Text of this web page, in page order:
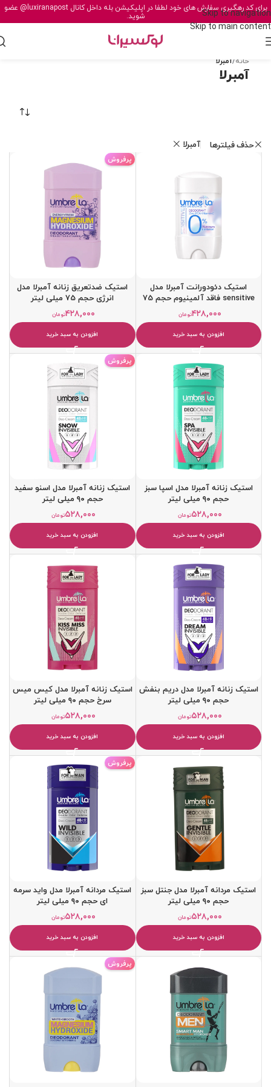
Skip to navigation
Skip to main content
برای کد رهگیری سفارش های خود لطفا در اپلیکیشن بله داخل کانال@luxiranapost عضو
شوید.
خانه/آمبرلا
آمبرلا
حذف فیلترها آمبرلا
استیک دئودورانت آمبرلا مدل
sensitive فاقد آلمینیوم حجم 75
میلی لیترتومان۴۲۸,۰۰۰
افزودن به سبد خرید
پرفروش
استیک ضدتعریق زنانه آمبرلا مدل
انرژی حجم 75 میلی لیتر
تومان۴۲۸,۰۰۰
افزودن به سبد خرید
استیک زنانه آمبرلا مدل اسپا سبز
حجم ۹۰ میلی لیتر
تومان۵۲۸,۰۰۰
افزودن به سبد خرید
پرفروش
استیک زنانه آمبرلا مدل اسنو سفید
حجم ۹۰ میلی لیتر
تومان۵۲۸,۰۰۰
افزودن به سبد خرید
استیک زنانه آمبرلا مدل دریم بنفش
حجم ۹۰ میلی لیتر
تومان۵۲۸,۰۰۰
افزودن به سبد خرید
استیک زنانه آمبرلا مدل کیس میس
سرخ حجم ۹۰ میلی لیتر
تومان۵۲۸,۰۰۰
افزودن به سبد خرید
استیک مردانه آمبرلا مدل جنتل سبز
حجم ۹۰ میلی لیتر
تومان۵۲۸,۰۰۰
افزودن به سبد خرید
پرفروش
استیک مردانه آمبرلا مدل واید سرمه
ای حجم ۹۰ میلی لیتر
تومان۵۲۸,۰۰۰
افزودن به سبد خرید
پرفروش